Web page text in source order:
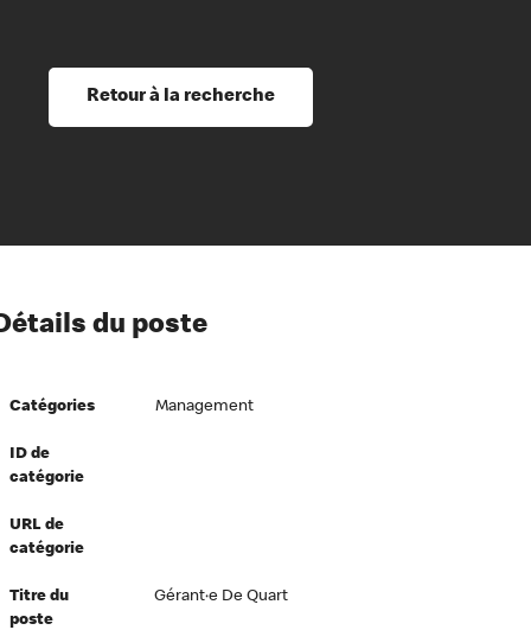
et perfectionnement
du savoir
à l’égard de nos employés
directeurs
équité et inclusion
au travail
Retour à la recherche
du poste
Catégories Management
ID de
catégorie
URL de
catégorie
Titre du
poste
Gérant·e De Quart